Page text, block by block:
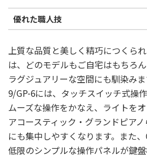
優れた職人技
上質な品質と美しく精巧につくら
は、どのモデルもご自宅はもちろ
ラグジュアリーな空間にも馴染み
9/GP-6には、タッチスイッチ式操
ムーズな操作をかなえ、ライトを
アコースティック・グランドピア
にも集中しやすくなります。また
低限のシンプルな操作パネルが鍵